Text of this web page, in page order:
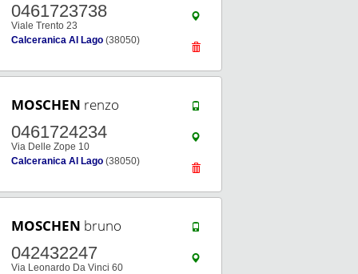
0461723738
Viale Trento 23
Calceranica Al Lago (38050)
MOSCHEN renzo
0461724234
Via Delle Zope 10
Calceranica Al Lago (38050)
MOSCHEN bruno
042432247
Via Leonardo Da Vinci 60